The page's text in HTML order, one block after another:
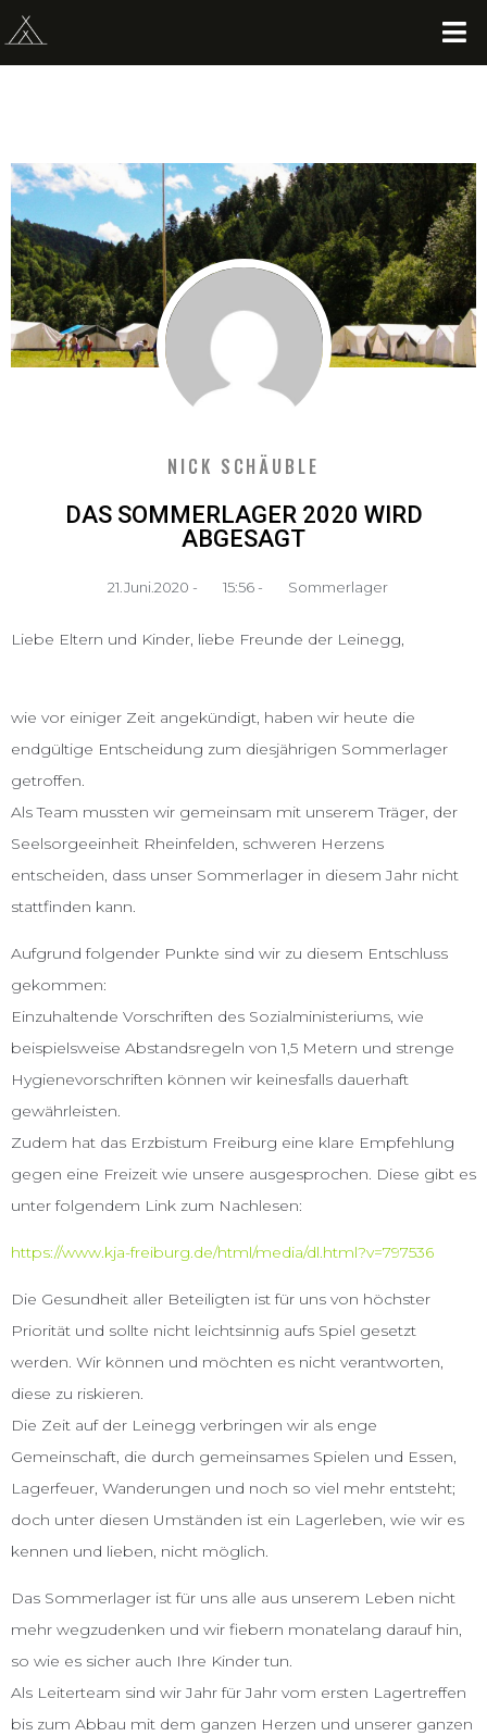
NICK SCHÄUBLE
DAS SOMMERLAGER 2020 WIRD
ABGESAGT
21.Juni.2020 - 15:56 - Sommerlager
Liebe Eltern und Kinder, liebe Freunde der Leinegg,
wie vor einiger Zeit angekündigt, haben wir heute die
endgültige Entscheidung zum diesjährigen Sommerlager
getroffen.
Als Team mussten wir gemeinsam mit unserem Träger, der
Seelsorgeeinheit Rheinfelden, schweren Herzens
entscheiden, dass unser Sommerlager in diesem Jahr nicht
stattfinden kann.
Aufgrund folgender Punkte sind wir zu diesem Entschluss
gekommen:
Einzuhaltende Vorschriften des Sozialministeriums, wie
beispielsweise Abstandsregeln von 1,5 Metern und strenge
Hygienevorschriften können wir keinesfalls dauerhaft
gewährleisten.
Zudem hat das Erzbistum Freiburg eine klare Empfehlung
gegen eine Freizeit wie unsere ausgesprochen. Diese gibt es
unter folgendem Link zum Nachlesen:
https://www.kja-freiburg.de/html/media/dl.html?v=797536
Die Gesundheit aller Beteiligten ist für uns von höchster
Priorität und sollte nicht leichtsinnig aufs Spiel gesetzt
werden. Wir können und möchten es nicht verantworten,
diese zu riskieren.
Die Zeit auf der Leinegg verbringen wir als enge
Gemeinschaft, die durch gemeinsames Spielen und Essen,
Lagerfeuer, Wanderungen und noch so viel mehr entsteht;
doch unter diesen Umständen ist ein Lagerleben, wie wir es
kennen und lieben, nicht möglich.
Das Sommerlager ist für uns alle aus unserem Leben nicht
mehr wegzudenken und wir fiebern monatelang darauf hin,
so wie es sicher auch Ihre Kinder tun.
Als Leiterteam sind wir Jahr für Jahr vom ersten Lagertreffen
bis zum Abbau mit dem ganzen Herzen und unserer ganzen